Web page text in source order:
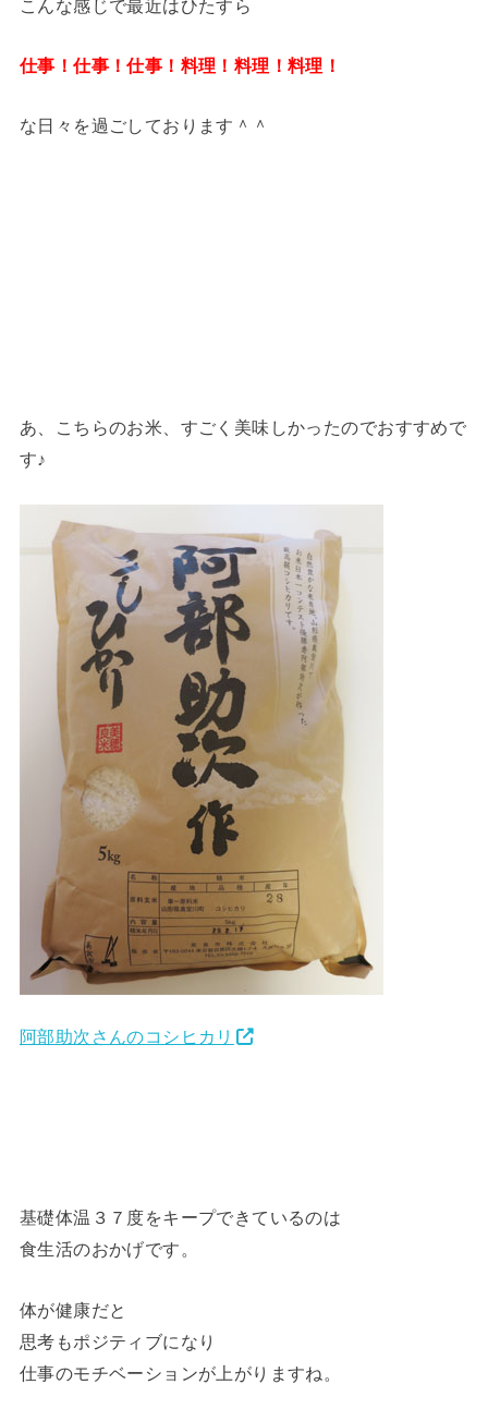
こんな感じで最近はひたすら
仕事！仕事！仕事！料理！料理！料理！
な日々を過ごしております＾＾
あ、こちらのお米、すごく美味しかったのでおすすめで
す♪
阿部助次さんのコシヒカリ
基礎体温３７度をキープできているのは
食生活のおかげです。
体が健康だと
思考もポジティブになり
仕事のモチベーションが上がりますね。